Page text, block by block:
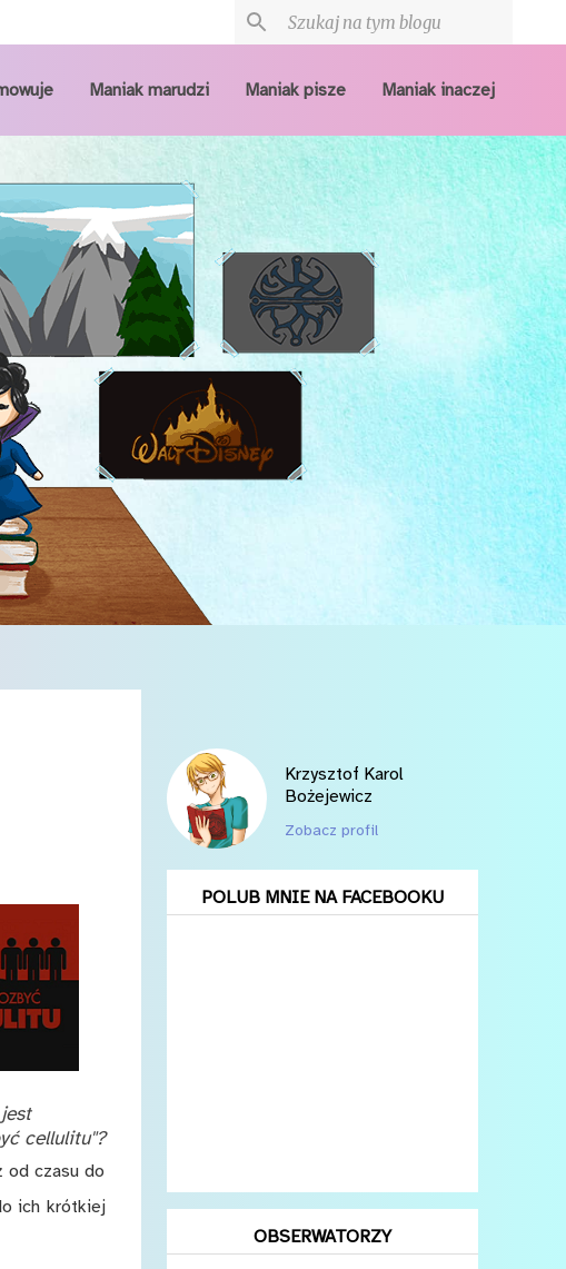
Maniak marudzi Maniak pisze Maniak inaczej
cellulitu"?
od czasu do
ich krótkiej
Krzysztof Karol
Bożejewicz
Zobacz profil
POLUB MNIE NA FACEBOOKU
OBSERWATORZY